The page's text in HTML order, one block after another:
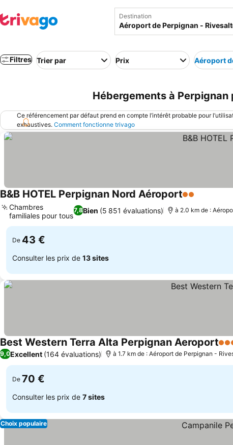
Destination
Filtres Trier par Prix Aéroport
Hébergements à
Ce référencement par défaut prend en compte l’intérêt probable pour
exhaustives. Comment fonctionne trivago
B&B HOTEL Perpignan Nord Aéroport2 Étoiles
7,8Bien (5 851 évaluations)
Chambres
familiales pour tous
à 2.0 km de :
De 43 €
Consulter les prix de 13 sites
Best Western Terra Alta Perpignan Aeroport3
9,0Excellent (164 évaluations) à 1.7 km de : Aéroport de Perpignan -
De 70 €
Consulter les prix de 7 sites
Choix populaire